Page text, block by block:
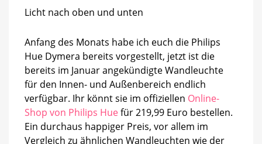
Licht nach oben und unten
Anfang des Monats habe ich euch die Philips
Hue Dymera bereits vorgestellt, jetzt ist die
bereits im Januar angekündigte Wandleuchte
für den Innen- und Außenbereich endlich
verfügbar. Ihr könnt sie im offiziellen Online-
Shop von Philips Huefür 219,99 Euro bestellen.
Ein durchaus happiger Preis, vor allem im
Vergleich zu ähnlichen Wandleuchten wie der